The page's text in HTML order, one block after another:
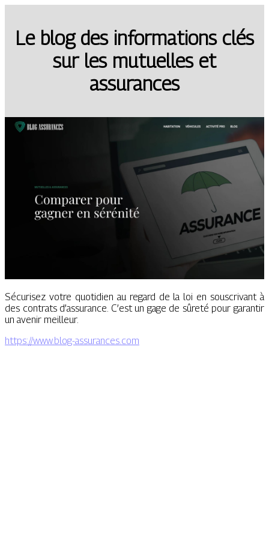
Le blog des informations clés
sur les mutuelles et
assurances
Sécurisez votre quotidien au regard de la loi en souscrivant à
des contrats d’assurance. C’est un gage de sûreté pour garantir
un avenir meilleur.
https://www.blog-assurances.com